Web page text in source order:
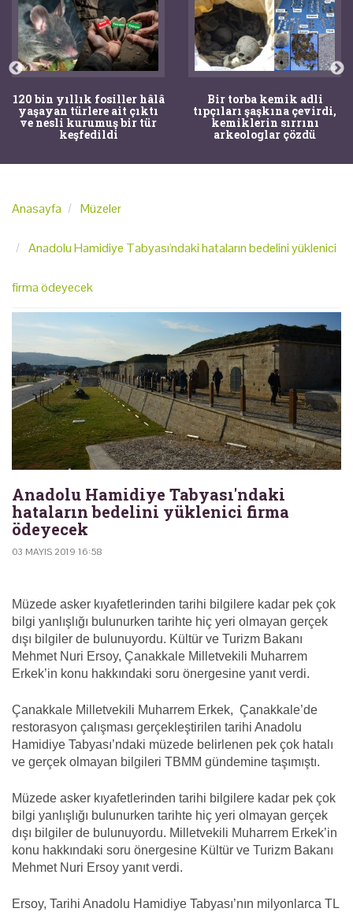
120 bin yıllık fosiller hâlâ
yaşayan türlere ait çıktı
ve nesli kurumuş bir tür
keşfedildi
Bir torba kemik adli
tıpçıları şaşkına çevirdi,
kemiklerin sırrını
arkeologlar çözdü
Anasayfa Müzeler
Anadolu Hamidiye Tabyası'ndaki hataların bedelini yüklenici
firma ödeyecek
Anadolu Hamidiye Tabyası'ndaki
hataların bedelini yüklenici firma
ödeyecek
03 MAYIS 2019 16:58
Müzede asker kıyafetlerinden tarihi bilgilere kadar pek çok
bilgi yanlışlığı bulunurken tarihte hiç yeri olmayan gerçek
dışı bilgiler de bulunuyordu. Kültür ve Turizm Bakanı
Mehmet Nuri Ersoy, Çanakkale Milletvekili Muharrem
Erkek’in konu hakkındaki soru önergesine yanıt verdi.
Çanakkale Milletvekili Muharrem Erkek, Çanakkale’de
restorasyon çalışması gerçekleştirilen tarihi Anadolu
Hamidiye Tabyası’ndaki müzede belirlenen pek çok hatalı
ve gerçek olmayan bilgileri TBMM gündemine taşımıştı.
Müzede asker kıyafetlerinden tarihi bilgilere kadar pek çok
bilgi yanlışlığı bulunurken tarihte hiç yeri olmayan gerçek
dışı bilgiler de bulunuyordu. Milletvekili Muharrem Erkek’in
konu hakkındaki soru önergesine Kültür ve Turizm Bakanı
Mehmet Nuri Ersoy yanıt verdi.
Ersoy, Tarihi Anadolu Hamidiye Tabyası’nın milyonlarca TL